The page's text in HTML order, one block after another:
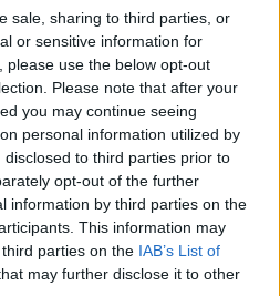
sale, sharing to third parties, or
or sensitive information for
please use the below opt-out
Please note that after your
you may continue seeing
personal information utilized by
to third parties prior to
opt-out of the further
information by third parties on the
This information may
parties on the IAB’s List of
may further disclose it to other
οι άνδρες της
από τις οποίες
περιστατικό.